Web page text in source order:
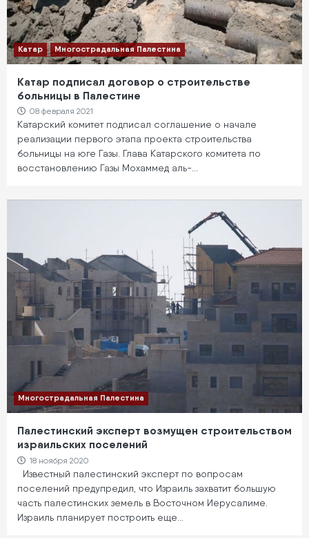
Катар Многострадальная Палестина
Катар подписал договор о строительстве
больницы в Палестине
08 февраля 2021
Катарский комитет подписал соглашение о начале
реализации первого этапа проекта строительства
больницы на юге Газы. Глава Катарского комитета по
восстановлению Газы Мохаммед аль-…
Многострадальная Палестина
Палестинский эксперт возмущен строительством
израильских поселений
18 ноября 2020
Известный палестинский эксперт по вопросам
поселений предупредил, что Израиль захватит большую
часть палестинских земель в Восточном Иерусалиме.
Израиль планирует построить еще…